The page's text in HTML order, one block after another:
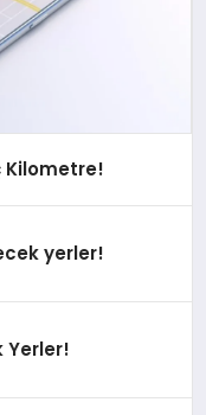
Kilometre!
yerler!
Yerler!